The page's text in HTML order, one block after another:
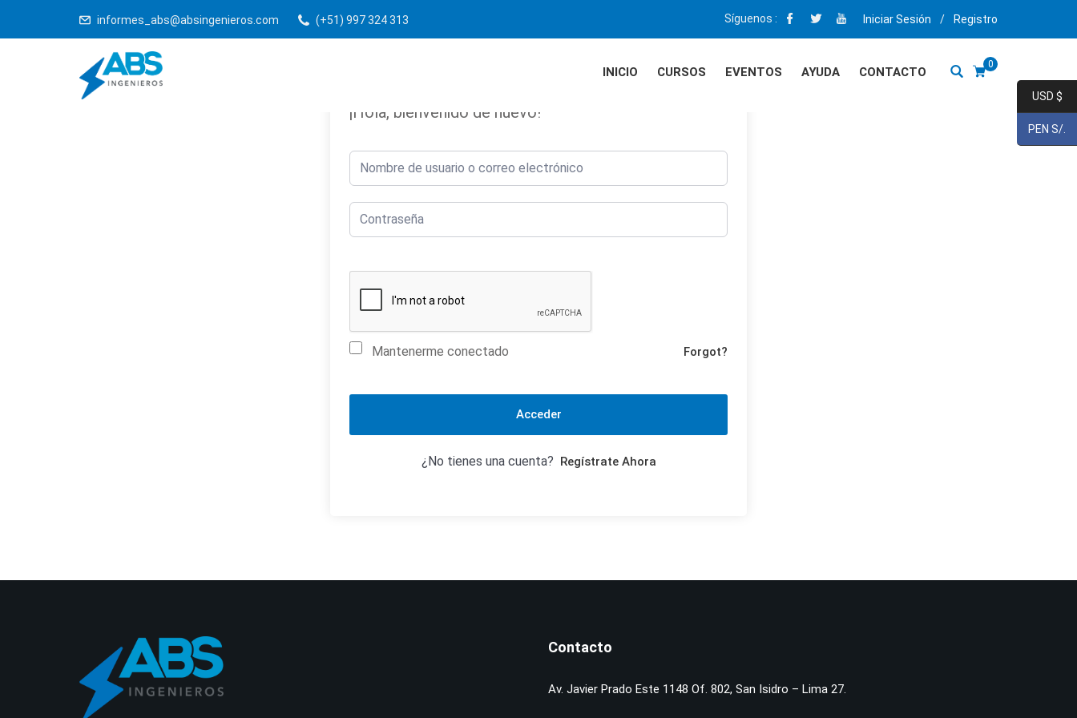
informes_abs@absingenieros.com (+51) 997 324 313 Síguenos : Iniciar Sesión / Registro
0
INICIO CURSOS EVENTOS AYUDA CONTACTO
¡Hola, bienvenido de nuevo!
Mantenerme conectado Forgot?
Acceder
¿No tienes una cuenta? Regístrate Ahora
Contacto
Av. Javier Prado Este 1148 Of. 802, San Isidro – Lima 27.
USD $
PEN S/.